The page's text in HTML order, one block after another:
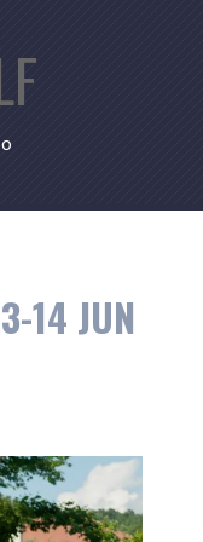
14 JUN